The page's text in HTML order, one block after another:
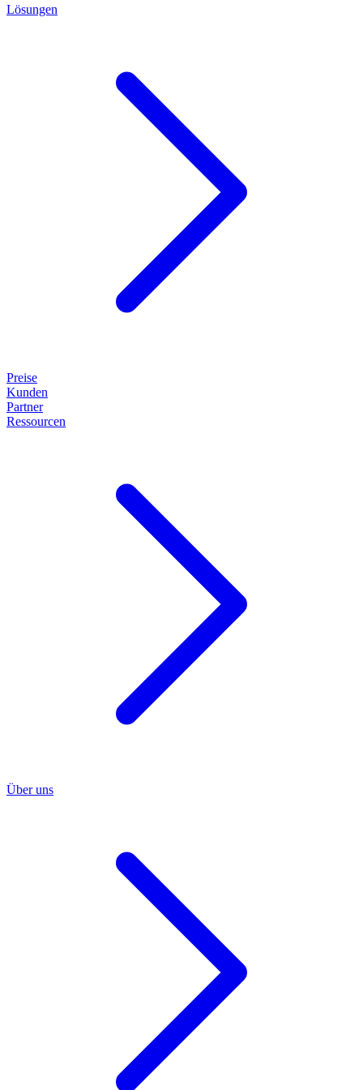
Lösungen
Preise
Kunden
Partner
Ressourcen
Über uns